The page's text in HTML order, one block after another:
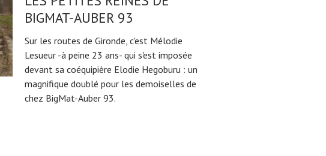
BIGMAT-AUBER 93
Sur les routes de Gironde, c'est Mélodie
Lesueur -à peine 23 ans- qui s'est imposée
devant sa coéquipière Elodie Hegoburu : un
magnifique doublé pour les demoiselles de
chez BigMat-Auber 93.